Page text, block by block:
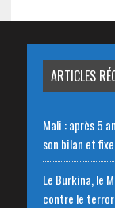
ARTICLES
Mali : après 5
son bilan et
Le Burkina, le
contre le